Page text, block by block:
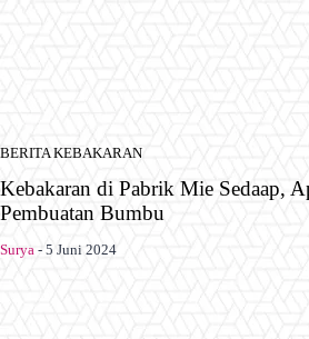
BERITA KEBAKARAN
Kebakaran di Pabrik Mie Sedaap,
Pembuatan Bumbu
Surya - 5 Juni 2024